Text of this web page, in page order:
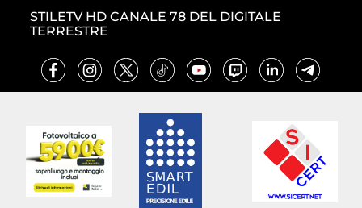
STILETV HD CANALE 78 DEL DIGITALE
TERRESTRE